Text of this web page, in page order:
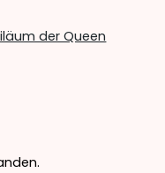
der Queen